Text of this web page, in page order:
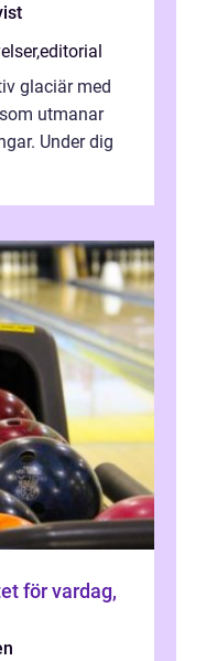
,editorial
glaciär med
utmanar
Under dig
för vardag,